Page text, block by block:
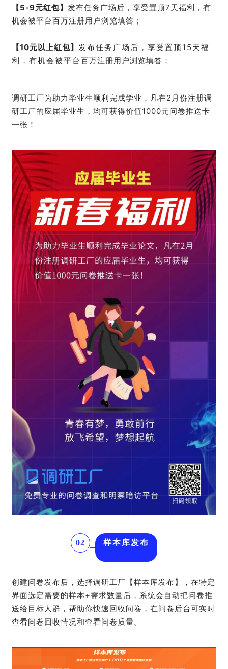
【5-9元红包】 发布任务广场后，享受置顶7天福利，有
机会被平台百万注册用户浏览填答；
【10元以上红包】 发布任务广场后，享受置顶15天福
利，有机会被平台百万注册用户浏览填答；
调研工厂为助力毕业生顺利完成学业，凡在2月份注册调
研工厂的应届毕业生，均可获得价值1000元问卷推送卡
一张！
02 样本库发布
创建问卷发布后，选择调研工厂【样本库发布】，在特定
界面选定需要的样本+需求数量后，系统会自动把问卷推
送给目标人群，帮助你快速回收问卷，在问卷后台可实时
查看问卷回收情况和查看问卷质量。